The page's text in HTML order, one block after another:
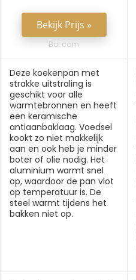
Bekijk Prijs »
Bol.com
Deze koekenpan met
strakke uitstraling is
geschikt voor alle
warmtebronnen en heeft
een keramische
antiaanbaklaag. Voedsel
kookt zo niet makkelijk
aan en ook heb je minder
boter of olie nodig. Het
aluminium warmt snel
op, waardoor de pan vlot
op temperatuur is. De
steel warmt tijdens het
bakken niet op.